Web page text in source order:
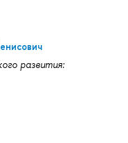
развития: